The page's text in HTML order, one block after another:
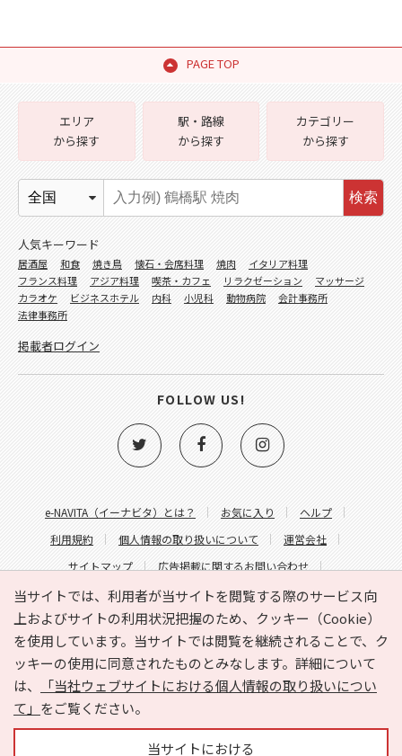
PAGE TOP
当サイトでは、利用者が当サイトを閲覧する際のサービス向
上およびサイトの利用状況把握のため、クッキー（Cookie）
を使用しています。当サイトでは閲覧を継続されることで、ク
ッキーの使用に同意されたものとみなします。詳細について
は、
「当社ウェブサイトにおける個人情報の取り扱いについ
て」 をご覧ください。
当サイトにおける
e-NAVITA（イーナビタ）とは？ お気に入り
ヘルプ
利用規約
個人情報の取り扱いについて
運営会社
サイトマップ
広告掲載に関するお問い合わせ
サイトの内容に関するお問い合わせ
エリア
から探す
駅・路線
から探す
カテゴリー
から探す
検索
人気キーワード
居酒屋 和食 焼き鳥 懐石・会席料理 焼肉
イタリア料理
フランス料理
アジア料理 喫茶・カフェ リラクゼーション
マッサージ
カラオケ
ビジネスホテル 内科 小児科 動物病院
会計事務所
法律事務所
掲載者ログイン
FOLLOW US!
Copyright © HYOJITO.Co.,Ltd. All Rights Reserved.